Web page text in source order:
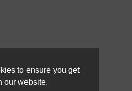
to ensure you get
our website.